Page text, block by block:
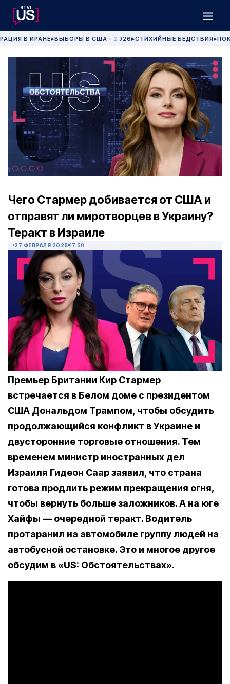
В ИРАНЕ▶ВЫБОРЫ В США - 2026 ▶СТИХИЙНЫЕ БЕДСТВИЯ▶
Чего Стармер добивается от США и
отправят ли миротворцев в Украину?
Теракт в Израиле
27 ФЕВРАЛЯ 2025 17:50
Премьер Британии Кир Стармер
встречается в Белом доме с президентом
США Дональдом Трампом, чтобы обсудить
продолжающийся конфликт в Украине и
двусторонние торговые отношения. Тем
временем министр иностранных дел
Израиля Гидеон Саар заявил, что страна
готова продлить режим прекращения огня,
чтобы вернуть больше заложников. А на юге
Хайфы — очередной теракт. Водитель
протаранил на автомобиле группу людей на
автобусной остановке. Это и многое другое
обсудим в «US: Обстоятельствах».